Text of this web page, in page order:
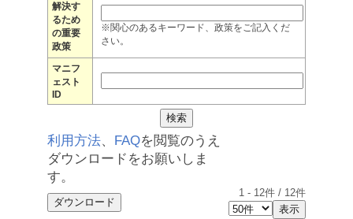
解決す
るため
の重要
政策
※関心のあるキーワード、政策をご記入くだ
さい。
マニフ
ェスト
ID
利用方法、 FAQを閲覧のうえ
ダウンロードをお願いしま
す。
1 - 12件 / 12件